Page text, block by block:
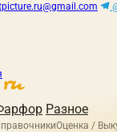
Разное
Оценка /